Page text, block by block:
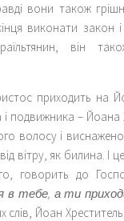
вони також
виконати закон
він
приходить на
подвижника – Йоана
волосу і
вітру, як билина. І
говорить до
в тебе, а ти
слів, Йоан